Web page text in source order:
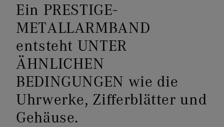
Ein PRESTIGE-
METALLARMBAND
entsteht UNTER
ÄHNLICHEN
BEDINGUNGEN wie die
Uhrwerke, Zifferblätter und
Gehäuse.